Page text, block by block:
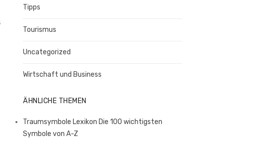
Tipps
Tourismus
Uncategorized
Wirtschaft und Business
ÄHNLICHE THEMEN
Traumsymbole Lexikon Die 100 wichtigsten
Symbole von A-Z